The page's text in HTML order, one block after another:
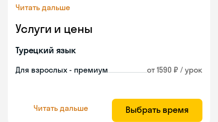
Читать дальше
Услуги и цены
Турецкий язык
Для взрослых - премиум от 1590 ₽ / урок
Читать дальше Выбрать время